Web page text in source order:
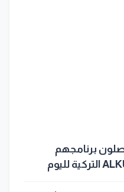
برنامجهم
التدريبي الدولي في جامعة ALKU التركية لليوم